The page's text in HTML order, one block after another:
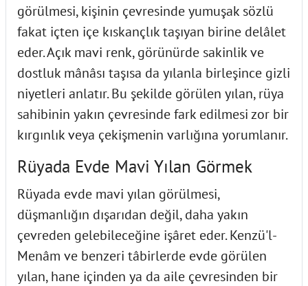
görülmesi, kişinin çevresinde yumuşak sözlü
fakat içten içe kıskançlık taşıyan birine delâlet
eder. Açık mavi renk, görünürde sakinlik ve
dostluk mânâsı taşısa da yılanla birleşince gizli
niyetleri anlatır. Bu şekilde görülen yılan, rüya
sahibinin yakın çevresinde fark edilmesi zor bir
kırgınlık veya çekişmenin varlığına yorumlanır.
Rüyada Evde Mavi Yılan Görmek
Rüyada evde mavi yılan görülmesi,
düşmanlığın dışarıdan değil, daha yakın
çevreden gelebileceğine işâret eder. Kenzü'l-
Menâm ve benzeri tâbirlerde evde görülen
yılan, hane içinden ya da aile çevresinden bir